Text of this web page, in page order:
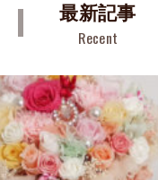
最新記事
Recent